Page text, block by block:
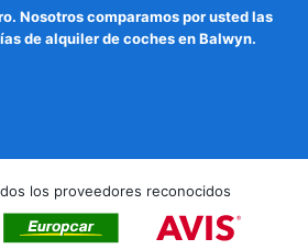
Nosotros comparamos por usted las
de alquiler de coches en Balwyn.
los proveedores reconocidos